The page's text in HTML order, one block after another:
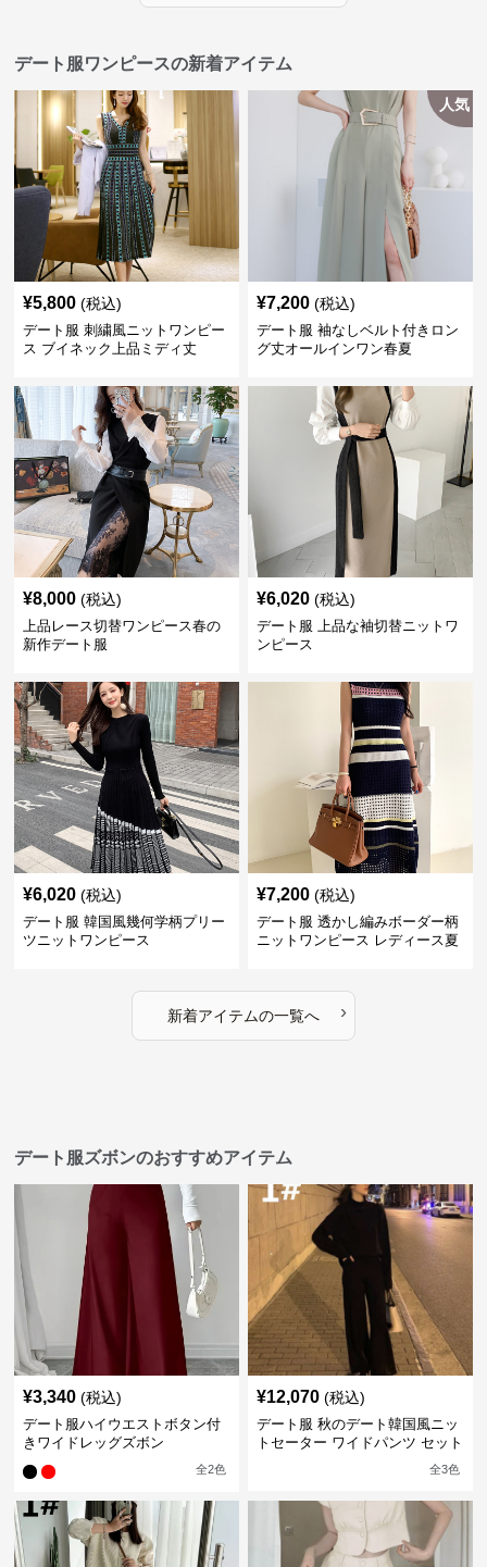
デート服ワンピースの新着アイテム
¥5,800 (税込)
デート服 刺繍風ニットワンピー
ス ブイネック上品ミディ丈
人気
¥7,200 (税込)
デート服 袖なしベルト付きロン
グ丈オールインワン春夏
¥8,000 (税込)
上品レース切替ワンピース春の
新作デート服
¥6,020 (税込)
デート服 上品な袖切替ニットワ
ンピース
¥6,020 (税込)
デート服 韓国風幾何学柄プリー
ツニットワンピース
¥7,200 (税込)
デート服 透かし編みボーダー柄
ニットワンピース レディース夏
新着アイテムの一覧へ ›
デート服ズボンのおすすめアイテム
¥3,340 (税込)
デート服ハイウエストボタン付
きワイドレッグズボン
全2色
¥12,070 (税込)
デート服 秋のデート韓国風ニッ
トセーター ワイドパンツ セット
全3色